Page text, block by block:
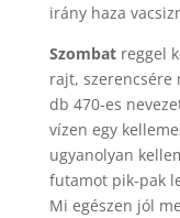
irány haza
Szombatreggel
rajt,
db 470-es
vízen egy
ugyanolyan
futamot pik-pak
Mi egészen jól